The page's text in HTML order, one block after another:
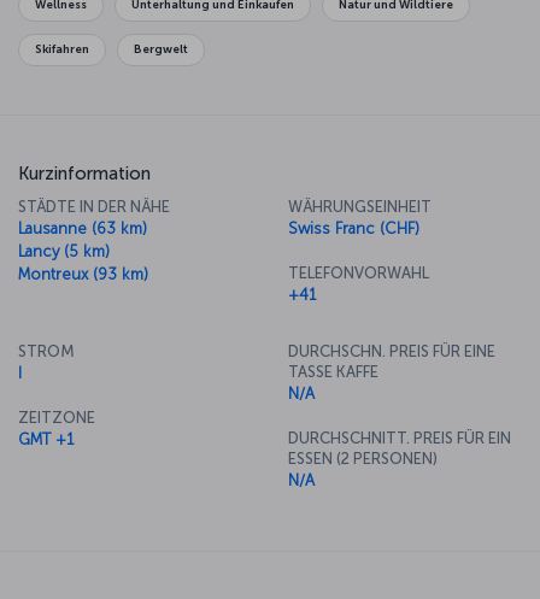
Wellness Unterhaltung und Einkaufen Natur und Wildtiere
Skifahren Bergwelt
Kurzinformation
STÄDTE IN DER NÄHE
Lausanne (63 km)
Lancy (5 km)
Montreux (93 km)
WÄHRUNGSEINHEIT
Swiss Franc (CHF)
TELEFONVORWAHL
+41
STROM
ZEITZONE
GMT +1
DURCHSCHN. PREIS FÜR EINE
TASSE KAFFE
N/A
DURCHSCHNITT. PREIS FÜR EIN
ESSEN (2 PERSONEN)
N/A